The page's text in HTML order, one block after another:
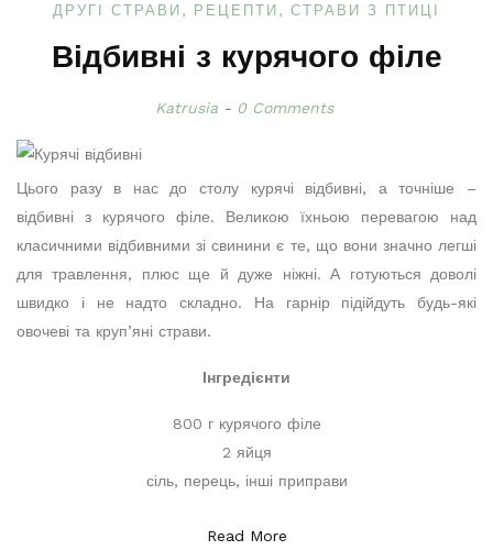
ДРУГІ СТРАВИ РЕЦЕПТИ СТРАВИ З ПТИЦІ
Відбивні з курячого філе
Katrusia 0 Comments
Цього разу в нас до столу курячі відбивні, а точніше –
відбивні з курячого філе. Великою їхньою перевагою над
класичними відбивними зі свинини є те, що вони значно легші
для травлення, плюс ще й дуже ніжні. А готуються доволі
швидко і не надто складно. На гарнір підійдуть будь-які
овочеві та круп’яні страви.
Інгредієнти
800 г курячого філе
2 яйця
сіль, перець, інші приправи
Read More